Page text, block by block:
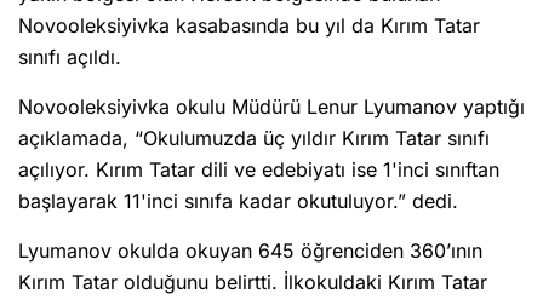
Novooleksiyivka kasabasında bu yıl da Kırım Tatar
sınıfı açıldı.
Novooleksiyivka okulu Müdürü Lenur Lyumanov yaptığı
açıklamada, “Okulumuzda üç yıldır Kırım Tatar sınıfı
açılıyor. Kırım Tatar dili ve edebiyatı ise 1'inci sınıftan
başlayarak 11'inci sınıfa kadar okutuluyor.” dedi.
Lyumanov okulda okuyan 645 öğrenciden 360’ının
Kırım Tatar olduğunu belirtti. İlkokuldaki Kırım Tatar